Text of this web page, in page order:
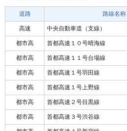
道路 路線名称
高速 中央自動車道（支線）
都市高 首都高速１０号晴海線
都市高 首都高速１１号台場線
都市高 首都高速１号羽田線
都市高 首都高速１号上野線
都市高 首都高速２号目黒線
都市高 首都高速３号渋谷線